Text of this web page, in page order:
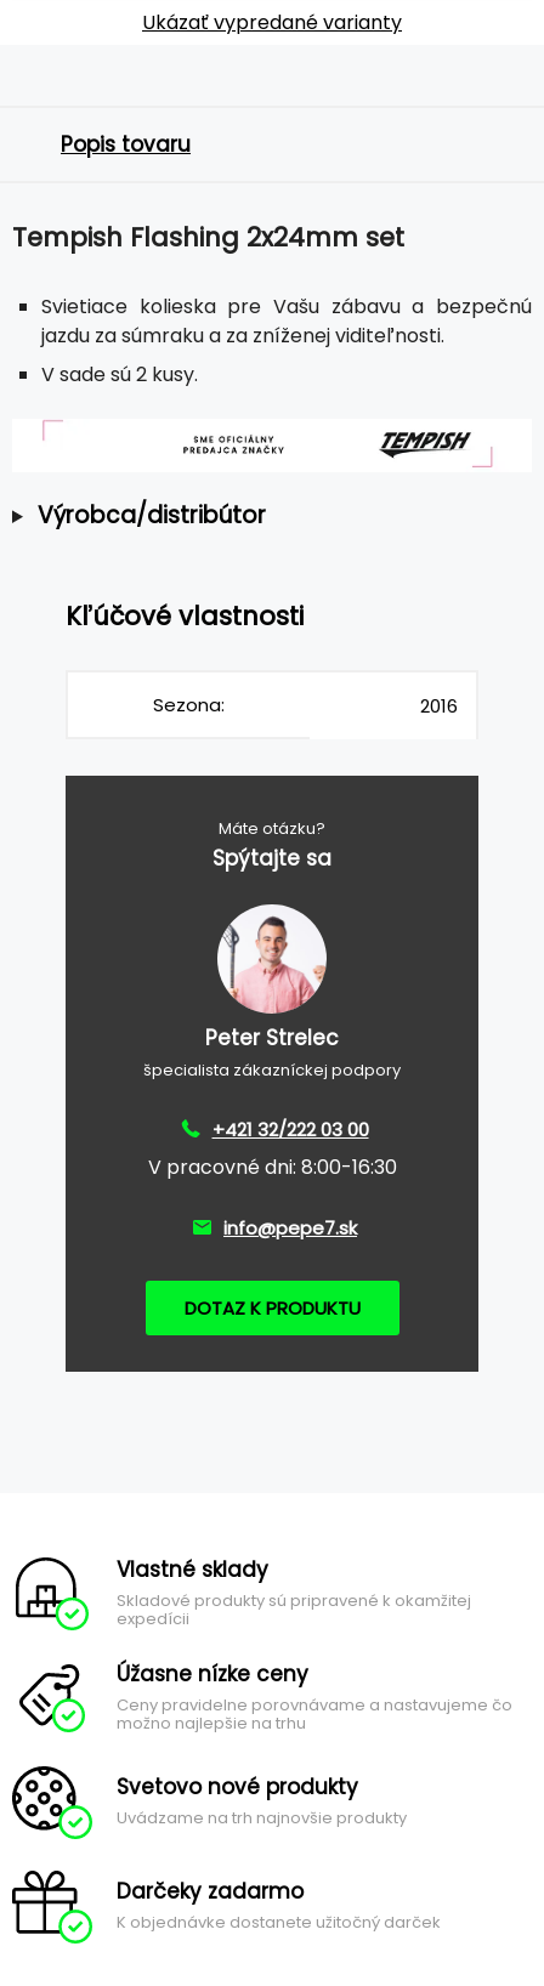
Ukázať vypredané varianty
Popis tovaru
Tempish Flashing 2x24mm set
Svietiace kolieska pre Vašu zábavu a bezpečnú
jazdu za súmraku a za zníženej viditeľnosti.
V sade sú 2 kusy.
Výrobca/distribútor
Kľúčové vlastnosti
Sezona: 2016
Máte otázku?
Spýtajte sa
Peter Strelec
špecialista zákazníckej podpory
+421 32/222 03 00
V pracovné dni: 8:00-16:30
info@pepe7.sk
DOTAZ K PRODUKTU
Vlastné sklady
Skladové produkty sú pripravené k okamžitej
expedícii
Úžasne nízke ceny
Ceny pravidelne porovnávame a nastavujeme čo
možno najlepšie na trhu
Svetovo nové produkty
Uvádzame na trh najnovšie produkty
Darčeky zadarmo
K objednávke dostanete užitočný darček